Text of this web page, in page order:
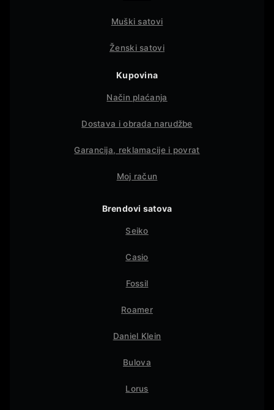
Muški satovi
Ženski satovi
Kupovina
Način plaćanja
Dostava i obrada narudžbe
Garancija, reklamacije i povrat
Moj račun
Brendovi satova
Seiko
Casio
Fossil
Roamer
Daniel Klein
Bulova
Lorus